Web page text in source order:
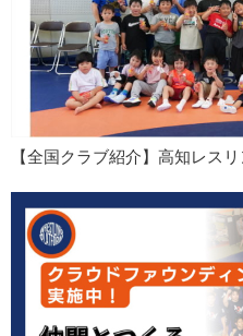
【全国クラブ紹介】高知レス